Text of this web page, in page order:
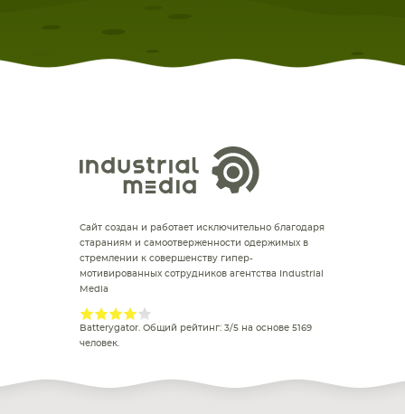
Сайт создан и работает исключительно благодаря
стараниям и самоотверженности одержимых в
стремлении к совершенству гипер-
мотивированных сотрудников агентства Industrial
Media
Batterygator. Общий рейтинг: 3/5 на основе 5169
человек.